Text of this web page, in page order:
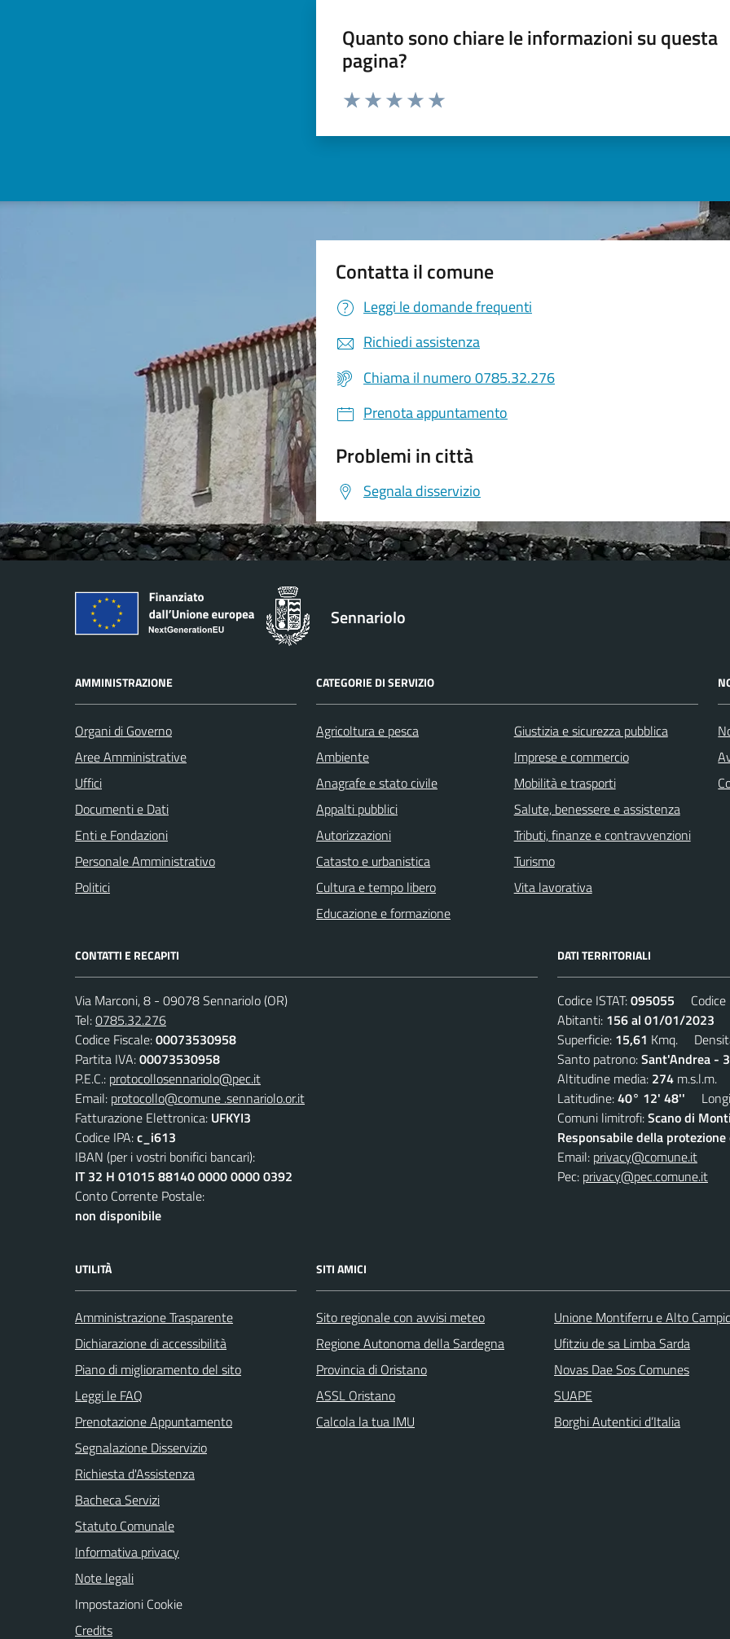
Quanto sono chiare le informazioni su questa
pagina?
Valuta da 1 a 5 stelle la pagina
Contatta il comune
Leggi le domande frequenti
Richiedi assistenza
Chiama il numero 0785.32.276
Prenota appuntamento
Problemi in città
Segnala disservizio
Sennariolo
AMMINISTRAZIONE
Organi di Governo
Aree Amministrative
Uffici
Documenti e Dati
Enti e Fondazioni
Personale Amministrativo
Politici
CATEGORIE DI SERVIZIO
Agricoltura e pesca
Ambiente
Anagrafe e stato civile
Appalti pubblici
Autorizzazioni
Catasto e urbanistica
Cultura e tempo libero
Educazione e formazione
Giustizia e sicurezza pubblica
Imprese e commercio
Mobilità e trasporti
Salute, benessere e assistenza
Tributi, finanze e contravvenzioni
Turismo
Vita lavorativa
CONTATTI E RECAPITI
Via Marconi, 8 - 09078 Sennariolo (OR)
Tel:0785.32.276
Codice Fiscale:00073530958
Partita IVA:00073530958
P.E.C.: protocollosennariolo@pec.it
Email: protocollo@comune .sennariolo.or.it
Fatturazione Elettronica: UFKYI3
Codice IPA:c_i613
IBAN (per i vostri bonifici bancari):
IT 32 H 01015 88140 0000 0000 0392
Conto Corrente Postale:
non disponibile
DATI TERRITORIALI
Codice ISTAT:095055 Codice
Abitanti: 156 al 01/01/2023
Superficie: 15,61 Kmq.
Santo patrono:Sant'Andrea -
Altitudine media: 274 m.s.l.m.
Latitudine:40° 12' 48''
Comuni limitrofi:Scano di
Responsabile della protezione
Email: privacy@comune.it
Pec: privacy@pec.comune.it
UTILITÀ
Amministrazione Trasparente
Dichiarazione di accessibilità
Piano di miglioramento del sito
Leggi le FAQ
Prenotazione Appuntamento
Segnalazione Disservizio
Richiesta d'Assistenza
Bacheca Servizi
Statuto Comunale
Informativa privacy
Note legali
Impostazioni Cookie
Credits
SITI AMICI
Sito regionale con avvisi meteo
Regione Autonoma della Sardegna
Provincia di Oristano
ASSL Oristano
Calcola la tua IMU
Unione Montiferru e Alto
Ufitziu de sa Limba Sarda
Novas Dae Sos Comunes
SUAPE
Borghi Autentici d’Italia